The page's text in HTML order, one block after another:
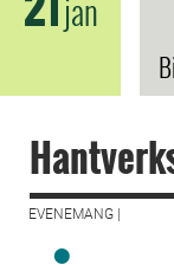
jan
EVENEMANG |